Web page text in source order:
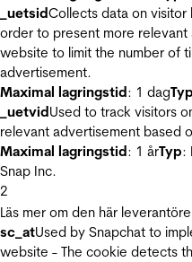
_uetsidCollects data on
order to present more relevant
website to limit the number of
advertisement.
Maximal lagringstid: 1 dagTyp
_uetvidUsed to track visitors
relevant advertisement based
Maximal lagringstid: 1 årTyp:
Snap Inc.
2
Läs mer om den här
sc_atUsed by Snapchat to
website - The cookie detects